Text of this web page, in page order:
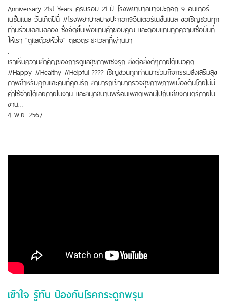
Anniversary 21st Years ครบรอบ 21 ปี โรงพยาบาลบางปะกอก 9 อินเตอร์
เนชั่นแนล วันเกิดปีนี้ #โรงพยาบาลบางปะกอก9อินเตอร์เนชั่นแนล ขอเชิญชวนทุก
ท่านร่วมเฉลิมฉลอง ซึ่งจัดขึ้นเพื่อแทนคำขอบคุณ และตอบแทนทุกความเชื่อมั่นที่
ให้เรา "ดูแลด้วยหัวใจ" ตลอดระยะเวลาที่ผ่านมา
.
เราเห็นความสำคัญของการดูแลสุขภาพเชิงรุก ส่งต่อสิ่งดีๆภายใต้แนวคิด
#Happy #Healthy #Helpful ???? เชิญชวนทุกท่านมาร่วมกิจกรรมส่งเสริมสุข
ภาพสำหรับคุณและคนที่คุณรัก สามารถเข้ามาตรวจสุขภาพภาพเบื้องต้นโดยไม่มี
ค่าใช้จ่ายได้เลยภายในงาน และสนุกสนานพร้อมเพลิดเพลินไปกับเสียงดนตรีภายใน
งาน…
4 พ.ย. 2567
เข้าใจ รู้ทัน ป้องกันโรคกระดูกพรุน